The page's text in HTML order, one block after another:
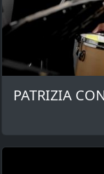
PATRIZIA